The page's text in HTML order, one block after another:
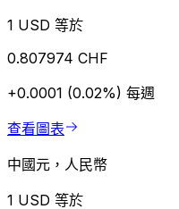
1 USD 等於
0.807974 CHF
+0.0001 (0.02%) 每週
查看圖表
中國元，人民幣
1 USD 等於